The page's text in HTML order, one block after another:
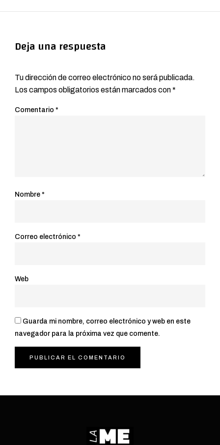
Deja una respuesta
Tu dirección de correo electrónico no será publicada.
Los campos obligatorios están marcados con*
Comentario *
Nombre *
Correo electrónico *
Web
Guarda mi nombre, correo electrónico y web en este
navegador para la próxima vez que comente.